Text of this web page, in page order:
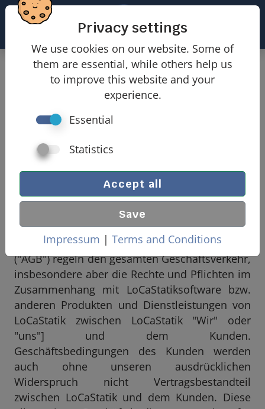
Allgemeine Geschäftsbedingungen
der Firma LoCaStatik GmbH
UID-Nr.: CHE-333.655.238 MWST
(nachfolgend "LoCaStatik")
Allgemeine Geschäftsbedingungen
1. Anwendungsbereich
Diese allgemeinen Geschäftsbedingungen
("AGB") regeln den gesamten Geschäftsverkehr,
insbesondere aber die Rechte und Pflichten im
Zusammenhang mit LoCaStatiksoftware bzw.
anderen Produkten und Dienstleistungen von
LoCaStatik zwischen LoCaStatik "Wir" oder
"uns"] und dem Kunden.
Geschäftsbedingungen des Kunden werden
auch ohne unseren ausdrücklichen
Widerspruch nicht Vertragsbestandteil
zwischen LoCaStatik und dem Kunden. Diese
Privacy settings
We use cookies on our website. Some of
them are essential, while others help us
to improve this website and your
experience.
Essential
Statistics
Accept all
Save
Impressum | Terms and Conditions